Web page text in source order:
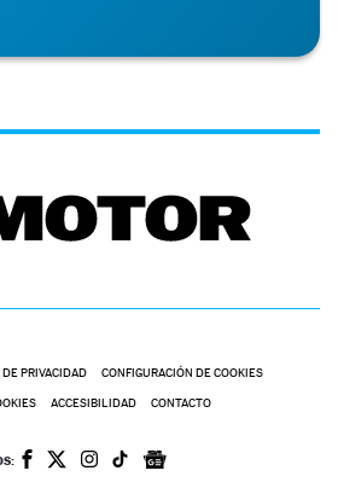
PRIVACIDAD CONFIGURACIÓN DE COOKIES
ACCESIBILIDAD CONTACTO